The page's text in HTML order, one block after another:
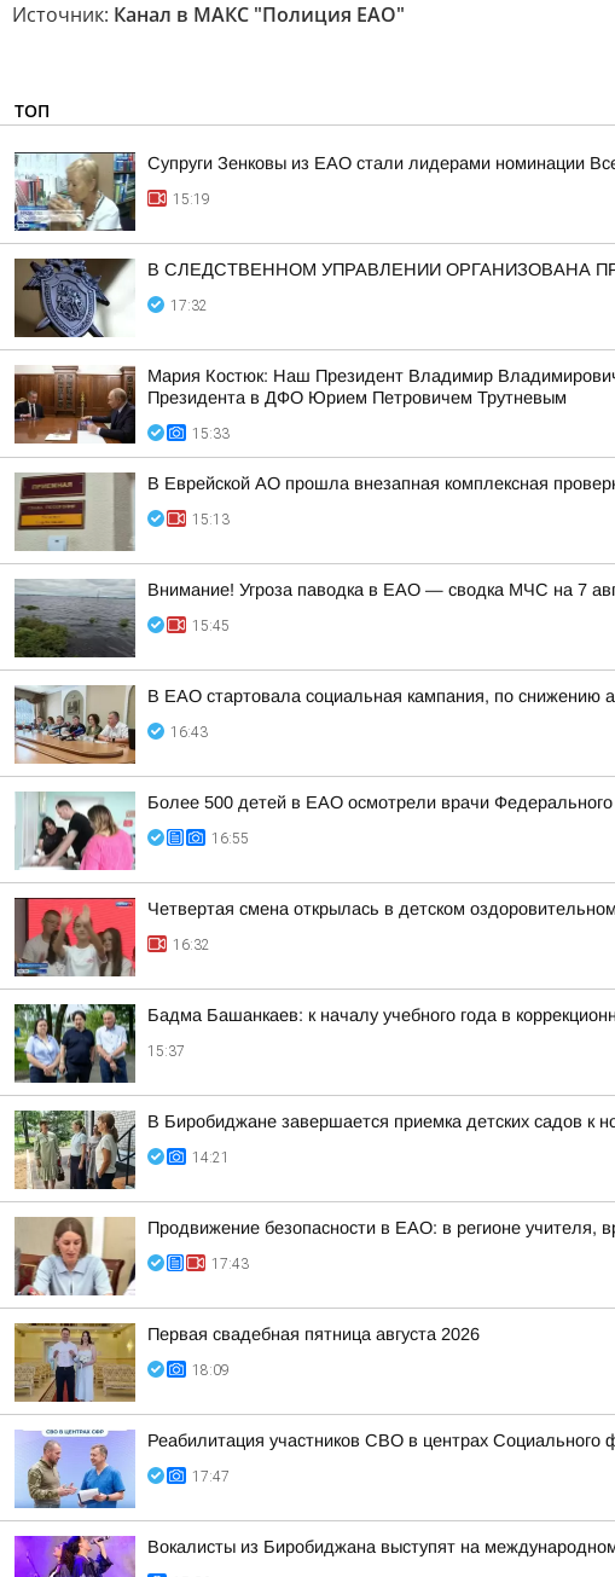
Источник: Канал в МАКС "Полиция ЕАО"
ТОП
Супруги Зенковы из ЕАО стали лидерами номинации
15:19
В СЛЕДСТВЕННОМ УПРАВЛЕНИИ ОРГАНИЗОВАНА
17:32
Мария Костюк: Наш Президент Владимир
Президента в ДФО Юрием Петровичем Трутневым
15:33
В Еврейской АО прошла внезапная комплексная
15:13
Внимание! Угроза паводка в ЕАО — сводка МЧС на 7
15:45
В ЕАО стартовала социальная кампания, по снижению
16:43
Более 500 детей в ЕАО осмотрели врачи
16:55
Четвертая смена открылась в детском
16:32
Бадма Башанкаев: к началу учебного года в
15:37
В Биробиджане завершается приемка детских садов к
14:21
Продвижение безопасности в ЕАО: в регионе учителя,
17:43
Первая свадебная пятница августа 2026
18:09
Реабилитация участников СВО в центрах Социального
17:47
Вокалисты из Биробиджана выступят на